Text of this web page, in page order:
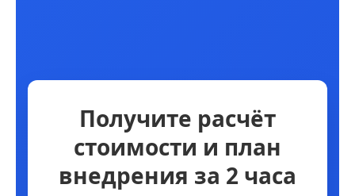
Получите расчёт
стоимости и план
внедрения за 2 часа